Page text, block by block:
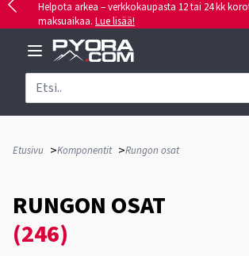
Helpota arkea – verkkokaupasta 12 tai 24 kk
maksuaikaa. Lue lisää!
Etusivu >Komponentit >Rungon osat
RUNGON OSAT
(246)